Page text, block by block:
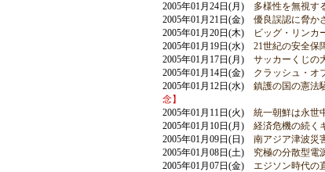
2005年01月24日(月)
多様性を無視す
2005年01月21日(金) 優良誤認に脅か
2005年01月20日(木)
ビッグ・リンカ
2005年01月19日(水) 21世紀の安全保
2005年01月17日(月) サッカーくじの
2005年01月14日(金)
クラッシュ・オ
2005年01月12日(水) 鎮護の国の憲法
念】
2005年01月11日(火) 統一朝鮮は永世
2005年01月10日(月) 経済危機の続く
2005年01月09日(日) 南アジア津波災
2005年01月08日(土)
究極の分散型電
2005年01月07日(金) エジソン時代の